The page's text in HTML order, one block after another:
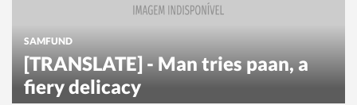
SAMFUND
[TRANSLATE] - Man tries paan, a
fiery delicacy